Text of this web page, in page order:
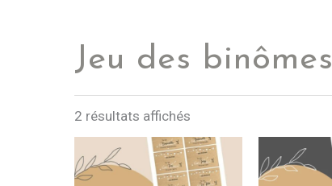
Jeu des binômes
2 résultats affichés